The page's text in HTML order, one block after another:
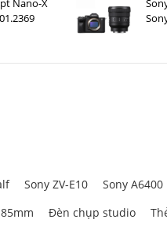
Nano-X
Sony ZV-E10 Sony A6400
Đèn chụp studio